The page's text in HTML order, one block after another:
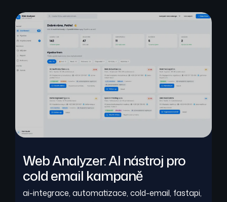
Web Analyzer: AI nástroj pro
cold email kampaně
ai-integrace, automatizace, cold-email, fastapi,